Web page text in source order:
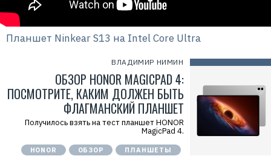
ВЛАДИМИР НИМИН
ОБЗОР HONOR MAGICPAD 4:
ПОСМОТРИТЕ, КАКИМ ДОЛЖЕН БЫТЬ
ФЛАГМАНСКИЙ ПЛАНШЕТ
Получилось взять на тест планшет HONOR
MagicPad 4.
HONOR ОБЗОР ПЛАНШЕТЫ
Планшет Ninkear S13 на Intel Core Ultra